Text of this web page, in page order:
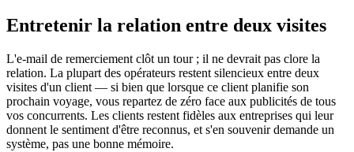
Entretenir la relation entre deux visites
L'e-mail de remerciement clôt un tour ; il ne devrait pas clore la
relation. La plupart des opérateurs restent silencieux entre deux
visites d'un client — si bien que lorsque ce client planifie son
prochain voyage, vous repartez de zéro face aux publicités de tous
vos concurrents. Les clients restent fidèles aux entreprises qui leur
donnent le sentiment d'être reconnus, et s'en souvenir demande un
système, pas une bonne mémoire.